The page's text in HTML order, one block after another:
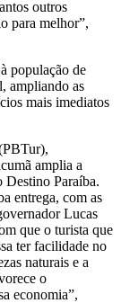
outros
para melhor”,
população de
ampliando as
mais imediatos
amplia a
Destino Paraíba.
entrega, com as
Lucas
que o turista que
ter facilidade no
naturais e a
o
economia”,